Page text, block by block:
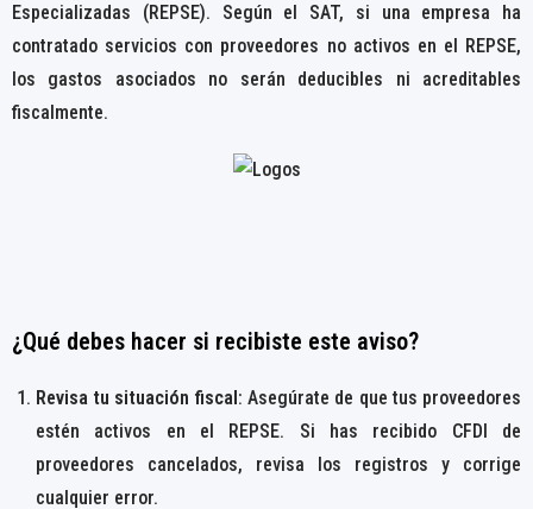
Especializadas (REPSE). Según el SAT, si una empresa ha
contratado servicios con proveedores no activos en el REPSE,
los gastos asociados no serán deducibles ni acreditables
fiscalmente.
¿Qué debes hacer si recibiste este aviso?
Revisa tu situación fiscal : Asegúrate de que tus proveedores
estén activos en el REPSE. Si has recibido CFDI de
proveedores cancelados, revisa los registros y corrige
cualquier error.